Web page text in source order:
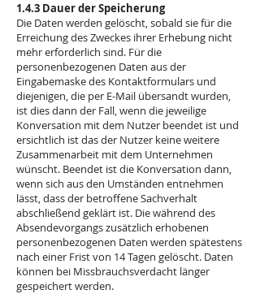
1.4.3 Dauer der Speicherung
Die Daten werden gelöscht, sobald sie für die
Erreichung des Zweckes ihrer Erhebung nicht
mehr erforderlich sind. Für die
personenbezogenen Daten aus der
Eingabemaske des Kontaktformulars und
diejenigen, die per E-Mail übersandt wurden,
ist dies dann der Fall, wenn die jeweilige
Konversation mit dem Nutzer beendet ist und
ersichtlich ist das der Nutzer keine weitere
Zusammenarbeit mit dem Unternehmen
wünscht. Beendet ist die Konversation dann,
wenn sich aus den Umständen entnehmen
lässt, dass der betroffene Sachverhalt
abschließend geklärt ist. Die während des
Absendevorgangs zusätzlich erhobenen
personenbezogenen Daten werden spätestens
nach einer Frist von 14 Tagen gelöscht. Daten
können bei Missbrauchsverdacht länger
gespeichert werden.